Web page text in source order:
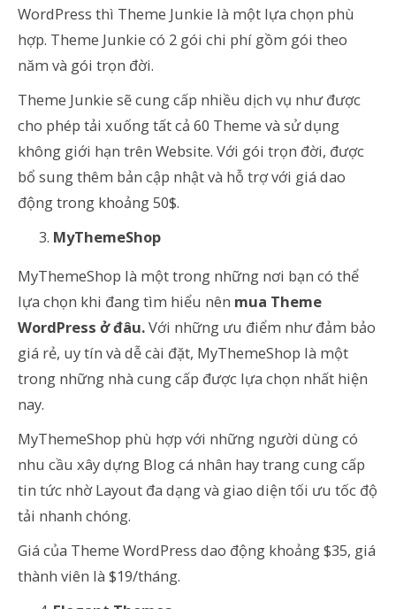
WordPress thì Theme Junkie là một lựa chọn phù
hợp. Theme Junkie có 2 gói chi phí gồm gói theo
năm và gói trọn đời.
Theme Junkie sẽ cung cấp nhiều dịch vụ như được
cho phép tải xuống tất cả 60 Theme và sử dụng
không giới hạn trên Website. Với gói trọn đời, được
bổ sung thêm bản cập nhật và hỗ trợ với giá dao
động trong khoảng 50$.
MyThemeShop
MyThemeShop là một trong những nơi bạn có thể
lựa chọn khi đang tìm hiểu nên mua Theme
WordPress ở đâu.Với những ưu điểm như đảm bảo
giá rẻ, uy tín và dễ cài đặt, MyThemeShop là một
trong những nhà cung cấp được lựa chọn nhất hiện
nay.
MyThemeShop phù hợp với những người dùng có
nhu cầu xây dựng Blog cá nhân hay trang cung cấp
tin tức nhờ Layout đa dạng và giao diện tối ưu tốc độ
tải nhanh chóng.
Giá của Theme WordPress dao động khoảng $35, giá
thành viên là $19/tháng.